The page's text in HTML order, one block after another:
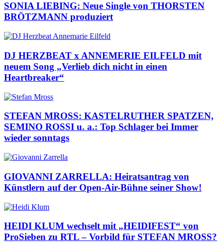
SONIA LIEBING: Neue Single von THORSTEN
BRÖTZMANN produziert
DJ HERZBEAT x ANNEMERIE EILFELD mit
neuem Song „Verlieb dich nicht in einen
Heartbreaker“
STEFAN MROSS: KASTELRUTHER SPATZEN,
SEMINO ROSSI u. a.: Top Schlager bei Immer
wieder sonntags
GIOVANNI ZARRELLA: Heiratsantrag von
Künstlern auf der Open-Air-Bühne seiner Show!
HEIDI KLUM wechselt mit „HEIDIFEST“ von
ProSieben zu RTL – Vorbild für STEFAN MROSS?